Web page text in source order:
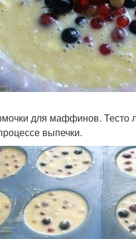
для маффинов.
выпечки.